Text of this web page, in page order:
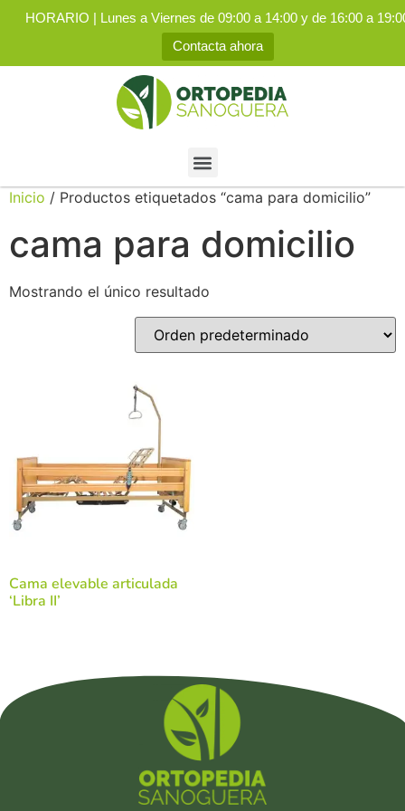
HORARIO | Lunes a Viernes de 09:00 a 14:00 y de 16:00 a
Contacta ahora
Inicio / Productos etiquetados “cama para domicilio”
cama para domicilio
Mostrando el único resultado
Cama elevable articulada
‘Libra II’